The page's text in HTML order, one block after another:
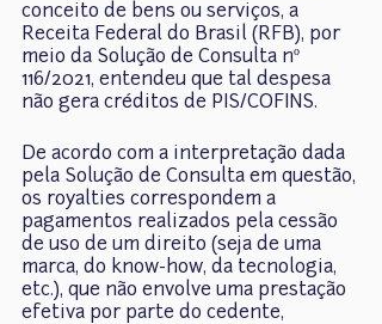
conceito de bens ou serviços, a
Receita Federal do Brasil (RFB), por
meio da Solução de Consulta nº
116/2021, entendeu que tal despesa
não gera créditos de PIS/COFINS.
De acordo com a interpretação dada
pela Solução de Consulta em questão,
os royalties correspondem a
pagamentos realizados pela cessão
de uso de um direito (seja de uma
marca, do know-how, da tecnologia,
etc.), que não envolve uma prestação
efetiva por parte do cedente,